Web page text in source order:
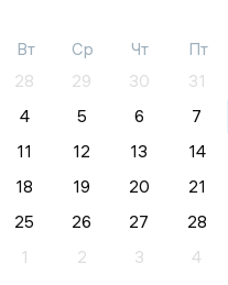
Вт Ср Чт Пт
28 29 30 31
4 5 6 7
11 12 13 14
18 19 20 21
25 26 27 28
1 2 3 4